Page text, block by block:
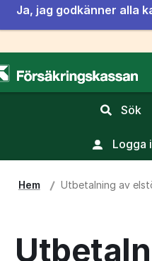
Ja, jag godkänner alla
Sök,
Logga
Hem Utbetalning av